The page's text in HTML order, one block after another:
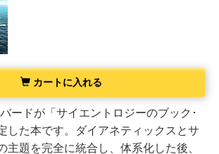
カートに入れる
ードが「サイエントロジーのブック･
した本です。
ダイアネティックスとサ
主題を完全に統合し、体系化した後、